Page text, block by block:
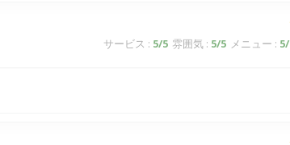
サービス : 5/5 雰囲気: 5/5 メニュー : 5